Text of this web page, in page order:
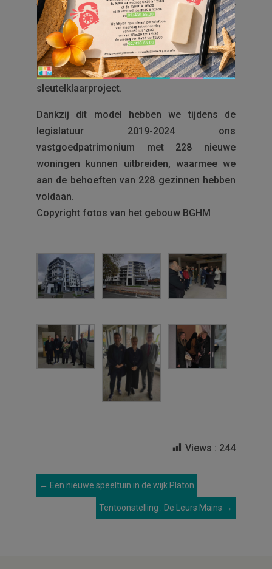
werd ontworpen door projectontwikkelaar
Jazy en Atelier A3.
Eenboom is een vastgoedproject dat tot
stand kwam via een publiek-private
samenwerking in het kader van een
sleutelklaarproject.
Dankzij dit model hebben we tijdens de
legislatuur 2019-2024 ons
vastgoedpatrimonium met 228 nieuwe
woningen kunnen uitbreiden, waarmee we
aan de behoeften van 228 gezinnen hebben
voldaan.
Copyright fotos van het gebouw BGHM
Views : 244
← Een nieuwe speeltuin in de wijk Platon
Tentoonstelling : De Leurs Mains →